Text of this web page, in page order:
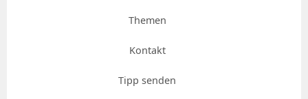
Themen
Kontakt
Tipp senden